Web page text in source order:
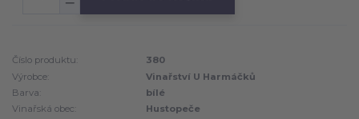
Číslo produktu:
380
Výrobce:
Vinařství U Harmáčků
Barva:
bílé
Vinařská obec:
Hustopeče